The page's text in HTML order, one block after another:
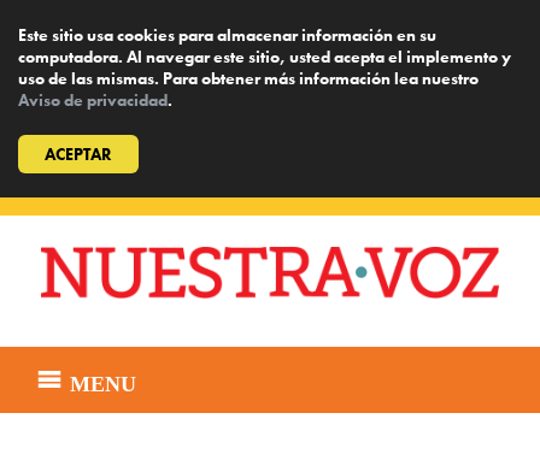
Este sitio usa cookies para almacenar información en su
computadora. Al navegar este sitio, usted acepta el implemento y
uso de las mismas. Para obtener más información lea nuestro
Aviso de privacidad.
ACEPTAR
content
MENU